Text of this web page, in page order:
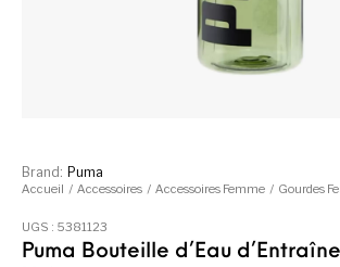
Accueil / Accessoires / Accessoires Femme / Gourdes
Puma Bouteille d’Eau
UGS : 5381123
Brand: Puma